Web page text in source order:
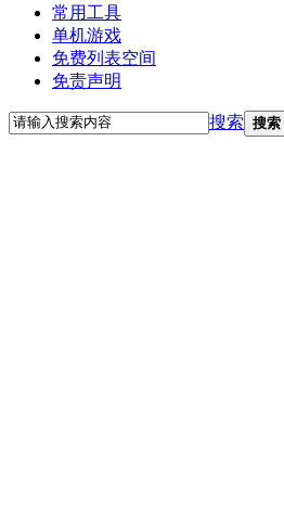
常用工具
单机游戏
免费列表空间
免责声明
搜索 搜索